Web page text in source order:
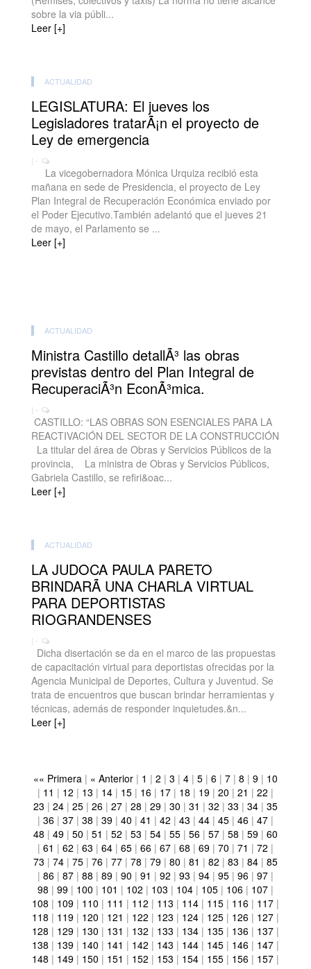
sobre la via públi...
Leer [+]
ACTUALIDAD
LEGISLATURA: El jueves los
Legisladores tratarÃ¡n el proyecto de
Ley de emergencia
| -
La vicegobernadora Mónica Urquiza recibió esta
mañana en sede de Presidencia, el proyecto de Ley
Plan Integral de Recuperación Económica enviado por
el Poder Ejecutivo.También adelantó que el jueves 21
de mayo, el Parlamento se ...
Leer [+]
ACTUALIDAD
Ministra Castillo detallÃ³ las obras
previstas dentro del Plan Integral de
RecuperaciÃ³n EconÃ³mica.
| -
CASTILLO: “LAS OBRAS SON ESENCIALES PARA LA
REACTIVACIÓN DEL SECTOR DE LA CONSTRUCCIÓN
La titular del área de Obras y Servicios Públicos de la
provincia, La ministra de Obras y Servicios Públicos,
Gabriela Castillo, se refiri&oac...
Leer [+]
ACTUALIDAD
LA JUDOCA PAULA PARETO
BRINDARÃ UNA CHARLA VIRTUAL
PARA DEPORTISTAS
RIOGRANDENSES
| -
Dicha disertación se da en el marco de las propuestas
de capacitación virtual para deportistas ofrecidas por la
Agencia Municipal de Deportes, Cultura y Juventud. Se
trata de encuentros que buscan brindar herramientas y
técnicas, además de responder inquietudes.&n...
Leer [+]
«« Primera | « Anterior | 1 | 2 | 3 | 4 | 5 | 6 | 7 | 8 | 9 | 10
| 11 | 12 | 13 | 14 | 15 | 16 | 17 | 18 | 19 | 20 | 21 | 22 |
23 | 24 | 25 | 26 | 27 | 28 | 29 | 30 | 31 | 32 | 33 | 34 | 35
| 36 | 37 | 38 | 39 | 40 | 41 | 42 | 43 | 44 | 45 | 46 | 47 |
48 | 49 | 50 | 51 | 52 | 53 | 54 | 55 | 56 | 57 | 58 | 59 | 60
| 61 | 62 | 63 | 64 | 65 | 66 | 67 | 68 | 69 | 70 | 71 | 72 |
73 | 74 | 75 | 76 | 77 | 78 | 79 | 80 | 81 | 82 | 83 | 84 | 85
| 86 | 87 | 88 | 89 | 90 | 91 | 92 | 93 | 94 | 95 | 96 | 97 |
98 | 99 | 100 | 101 | 102 | 103 | 104 | 105 | 106 | 107 |
108 | 109 | 110 | 111 | 112 | 113 | 114 | 115 | 116 | 117 |
118 | 119 | 120 | 121 | 122 | 123 | 124 | 125 | 126 | 127 |
128 | 129 | 130 | 131 | 132 | 133 | 134 | 135 | 136 | 137 |
138 | 139 | 140 | 141 | 142 | 143 | 144 | 145 | 146 | 147 |
148 | 149 | 150 | 151 | 152 | 153 | 154 | 155 | 156 | 157 |